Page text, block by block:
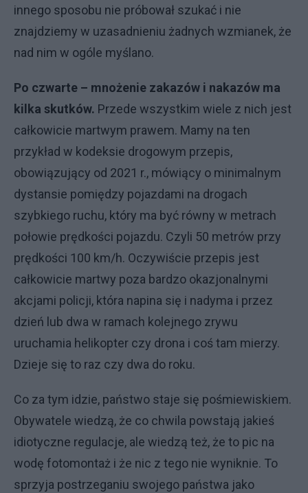
innego sposobu nie próbował szukać i nie
znajdziemy w uzasadnieniu żadnych wzmianek, że
nad nim w ogóle myślano.
Po czwarte – mnożenie zakazów i nakazów ma
kilka skutków. Przede wszystkim wiele z nich jest
całkowicie martwym prawem. Mamy na ten
przykład w kodeksie drogowym przepis,
obowiązujący od 2021 r., mówiący o minimalnym
dystansie pomiędzy pojazdami na drogach
szybkiego ruchu, który ma być równy w metrach
połowie prędkości pojazdu. Czyli 50 metrów przy
prędkości 100 km/h. Oczywiście przepis jest
całkowicie martwy poza bardzo okazjonalnymi
akcjami policji, która napina się i nadyma i przez
dzień lub dwa w ramach kolejnego zrywu
uruchamia helikopter czy drona i coś tam mierzy.
Dzieje się to raz czy dwa do roku.
Co za tym idzie, państwo staje się pośmiewiskiem.
Obywatele wiedzą, że co chwila powstają jakieś
idiotyczne regulacje, ale wiedzą też, że to pic na
wodę fotomontaż i że nic z tego nie wyniknie. To
sprzyja postrzeganiu swojego państwa jako